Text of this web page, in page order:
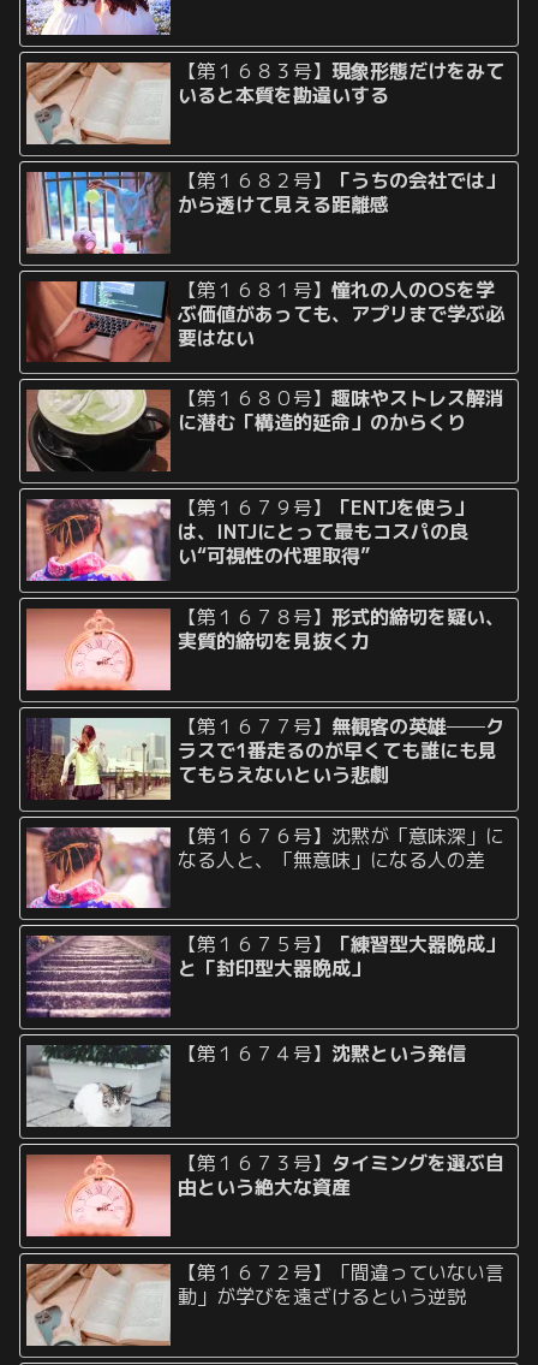
【第１６８３号】現象形態だけをみて
いると本質を勘違いする
【第１６８２号】
「うちの会社では」
から透けて見える距離感
【第１６８１号】憧れの人のOSを学
ぶ価値があっても、アプリまで学ぶ必
要はない
【第１６８０号】趣味やストレス解消
に潜む「構造的延命」のからくり
【第１６７９号】
「ENTJを使う」
は、INTJにとって最もコスパの良
い“可視性の代理取得”
【第１６７８号】形式的締切を疑い、
実質的締切を見抜く力
【第１６７７号】 無観客の英雄──ク
ラスで1番走るのが早くても誰にも見
てもらえないという悲劇
【第１６７６号】沈黙が「意味深」に
なる人と、「無意味」になる人の差
【第１６７５号】
「練習型大器晩成」
と「封印型大器晩成」
【第１６７４号】 沈黙という発信
【第１６７３号】 タイミングを選ぶ自
由という絶大な資産
【第１６７２号】「間違っていない言
動」が学びを遠ざけるという逆説